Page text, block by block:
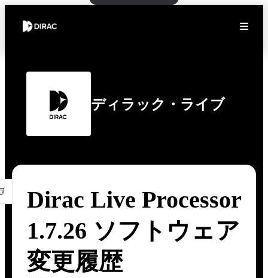
ディラック・ライブ
Dirac Live Processor
1.7.26 ソフトウェア
変更履歴